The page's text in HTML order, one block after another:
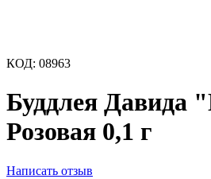
КОД: 08963
Буддлея Давида
Розовая 0,1 г
Написать отзыв